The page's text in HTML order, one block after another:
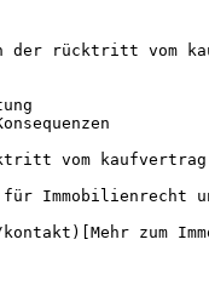
der rücktritt vom
vom kaufvertrag
Immobilienrecht
zum